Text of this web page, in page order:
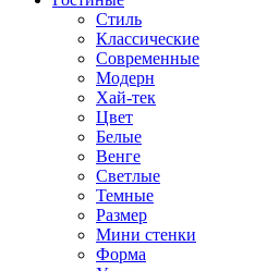
Стиль
Классические
Современные
Модерн
Хай-тек
Цвет
Белые
Венге
Светлые
Темные
Размер
Мини стенки
Форма